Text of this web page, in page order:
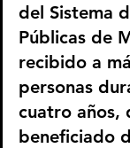
del Sistema
Públicas de
recibido a
personas
cuatro años,
beneficiado